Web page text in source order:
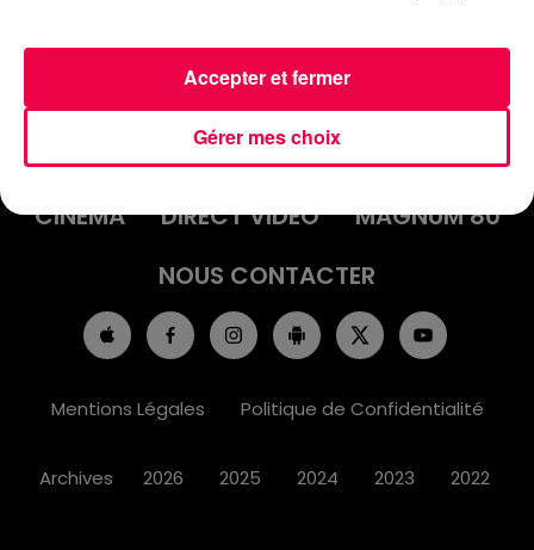
INFOS
AGENDA
JEUX
PODCASTS
CINÉMA
DIRECT VIDÉO
MAGNUM 80
NOUS CONTACTER
Mentions Légales Politique de Confidentialité
Archives 2026 2025 2024 2023 2022
Gérer mes choix
Accepter et fermer